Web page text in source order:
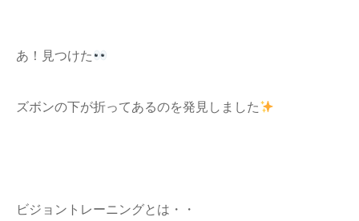
あ！見つけた
ズボンの下が折ってあるのを発見しました
ビジョントレーニングとは・・